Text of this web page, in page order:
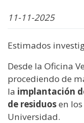
11-11-2025
Estimados
Desde la Oficina
procediendo de
la implantación
de residuosen
Universidad.